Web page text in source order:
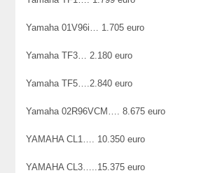
Yamaha 01V96i… 1.705 euro
Yamaha TF3… 2.180 euro
Yamaha TF5….2.840 euro
Yamaha 02R96VCM…. 8.675 euro
YAMAHA CL1…. 10.350 euro
YAMAHA CL3…..15.375 euro